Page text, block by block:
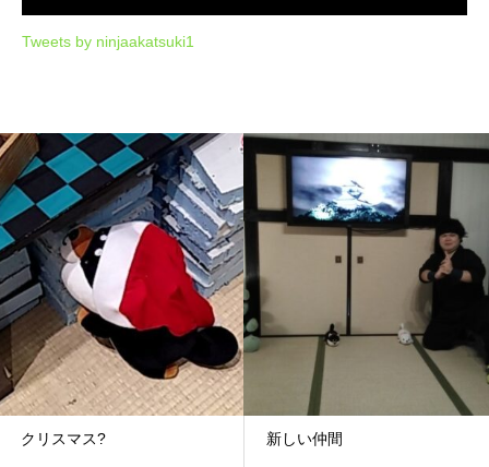
Tweets by ninjaakatsuki1
クリスマス? 新しい仲間